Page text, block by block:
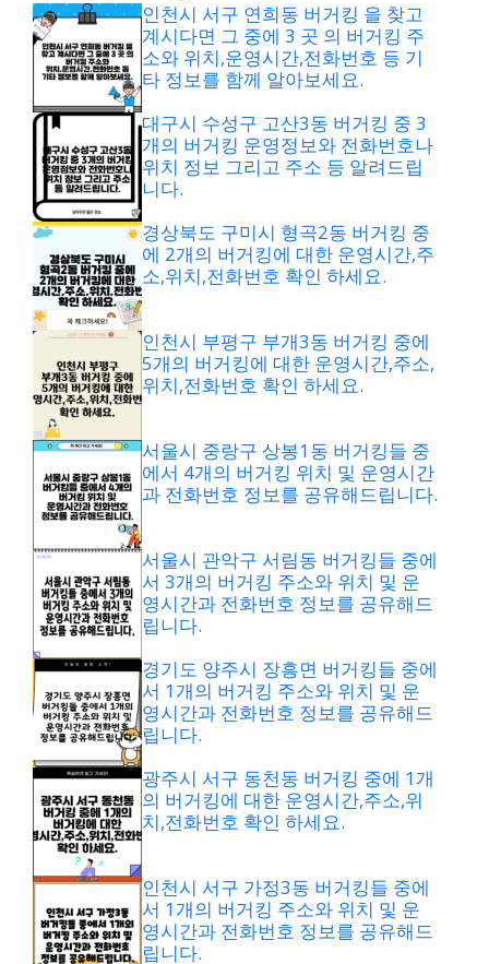
인천시 서구 연희동 버거킹 을 찾고
계시다면 그 중에 3 곳 의 버거킹 주
소와 위치,운영시간,전화번호 등 기
타 정보를 함께 알아보세요.
대구시 수성구 고산3동 버거킹 중 3
개의 버거킹 운영정보와 전화번호나
위치 정보 그리고 주소 등 알려드립
니다.
경상북도 구미시 형곡2동 버거킹 중
에 2개의 버거킹에 대한 운영시간,주
소,위치,전화번호 확인 하세요.
인천시 부평구 부개3동 버거킹 중에
5개의 버거킹에 대한 운영시간,주소,
위치,전화번호 확인 하세요.
서울시 중랑구 상봉1동 버거킹들 중
에서 4개의 버거킹 위치 및 운영시간
과 전화번호 정보를 공유해드립니다.
서울시 관악구 서림동 버거킹들 중에
서 3개의 버거킹 주소와 위치 및 운
영시간과 전화번호 정보를 공유해드
립니다.
경기도 양주시 장흥면 버거킹들 중에
서 1개의 버거킹 주소와 위치 및 운
영시간과 전화번호 정보를 공유해드
립니다.
광주시 서구 동천동 버거킹 중에 1개
의 버거킹에 대한 운영시간,주소,위
치,전화번호 확인 하세요.
인천시 서구 가정3동 버거킹들 중에
서 1개의 버거킹 주소와 위치 및 운
영시간과 전화번호 정보를 공유해드
립니다.